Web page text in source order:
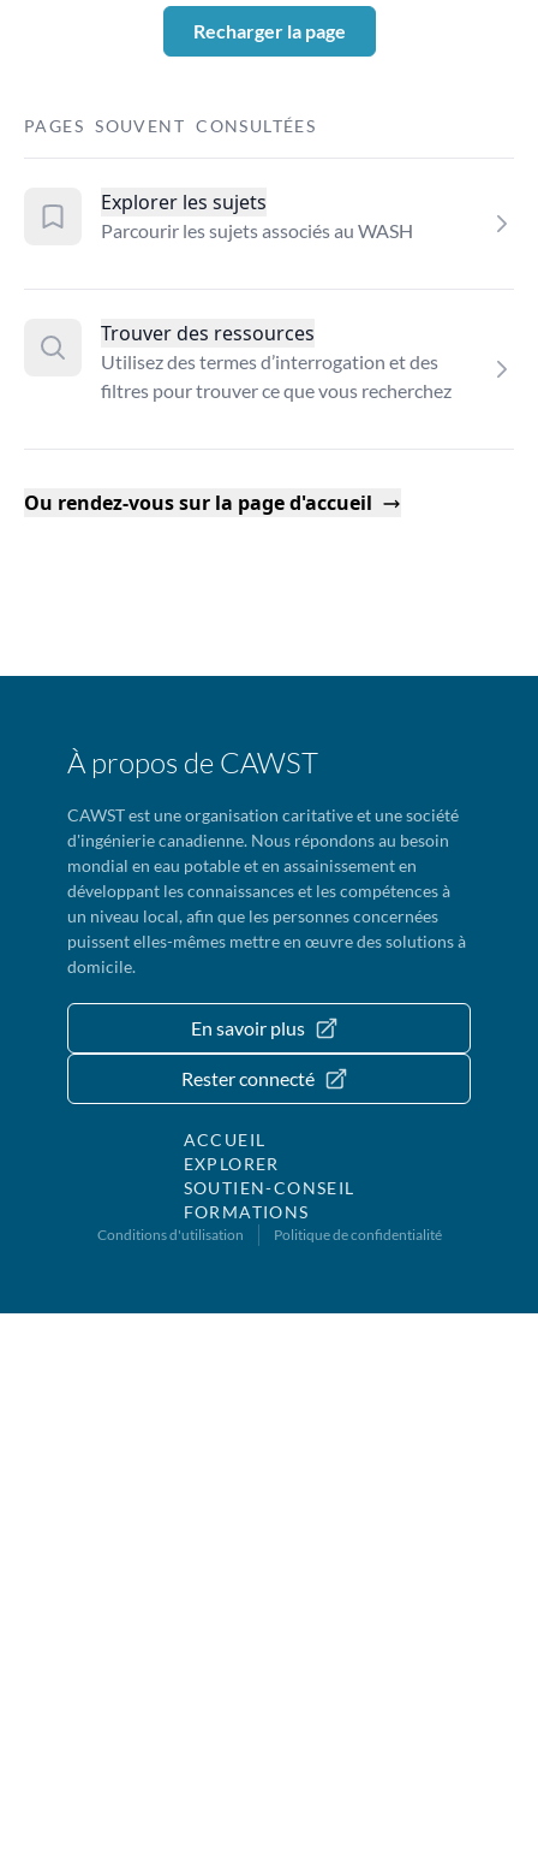
Recharger la page
PAGES SOUVENT CONSULTÉES
Explorer les sujets
Parcourir les sujets associés au WASH
Trouver des ressources
Utilisez des termes d’interrogation et des
filtres pour trouver ce que vous recherchez
Ou rendez-vous sur la page d'accueil
À propos de CAWST
CAWST est une organisation caritative et une société
d'ingénierie canadienne. Nous répondons au besoin
mondial en eau potable et en assainissement en
développant les connaissances et les compétences à
un niveau local, afin que les personnes concernées
puissent elles-mêmes mettre en œuvre des solutions à
domicile.
En savoir plus
Rester connecté
ACCUEIL
EXPLORER
SOUTIEN-CONSEIL
FORMATIONS
Conditions d'utilisation Politique de confidentialité